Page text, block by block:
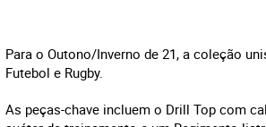
Para o Outono/Inverno de 21, a coleção
Futebol e Rugby.
As peças-chave incluem o Drill Top com